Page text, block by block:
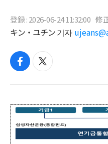
登録 : 2026-06-24 11:32:00 修
キン・ユチン 기자
f
c
b
o
o
t
i
t
e
r